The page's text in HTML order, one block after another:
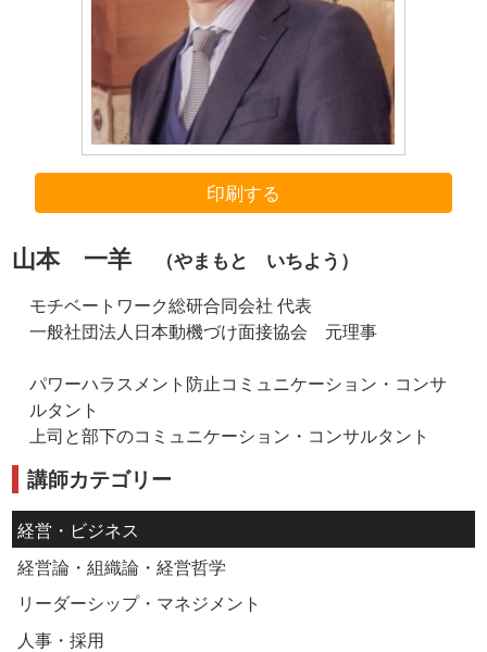
印刷する
山本 一羊 （やまもと いちよう）
モチベートワーク総研合同会社 代表
一般社団法人日本動機づけ面接協会 元理事
パワーハラスメント防止コミュニケーション・コンサ
ルタント
上司と部下のコミュニケーション・コンサルタント
講師カテゴリー
経営・ビジネス
経営論・組織論・経営哲学
リーダーシップ・マネジメント
人事・採用